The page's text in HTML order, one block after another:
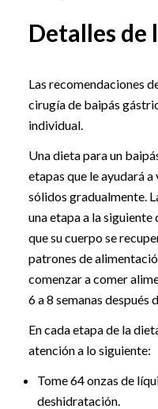
Detalles de
Las recomendaciones
cirugía de baipás
individual.
Una dieta para un
etapas que le ayudará
sólidos gradualmente.
una etapa a la
que su cuerpo se
patrones de
comenzar a comer
6 a 8 semanas después
En cada etapa de la
atención a lo siguiente:
Tome 64 onzas de
deshidratación.